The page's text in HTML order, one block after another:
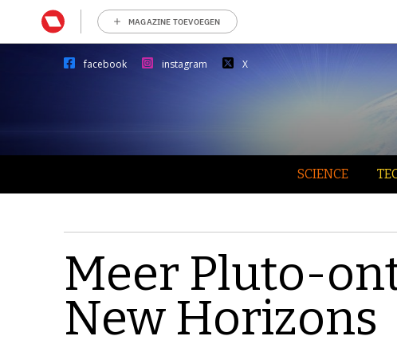
MAGAZINE TOEVOEGEN
facebook instagram X
SCIENCE
Meer Pluto-
New Horizons